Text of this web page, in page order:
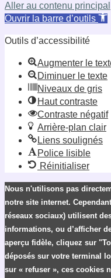
Aller au contenu principal
Ouvrir la barre d’outils
Outils d’accessibilité
Augmenter le
Diminuer le texte
Niveaux de gris
Haut contraste
Contraste négatif
Arrière-plan clair
Liens soulignés
Police lisible
Réinitialiser
Nous n'utilisons pas
notre site internet.
réseaux sociaux) utilisent
informations, ou d’afficher
aperçu fidèle, cliquez sur
déposés sur votre terminal
sur « refuser », ces cookies